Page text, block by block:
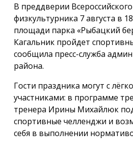
В преддверии
физкультурника 7 августа в
площади парка «Рыбацкий
Кагальник пройдет
сообщила пресс-служба
района.
Гости праздника могут с
участниками: в программе
тренера Ирины Михайлюк
спортивные челленджи и
себя в выполнении